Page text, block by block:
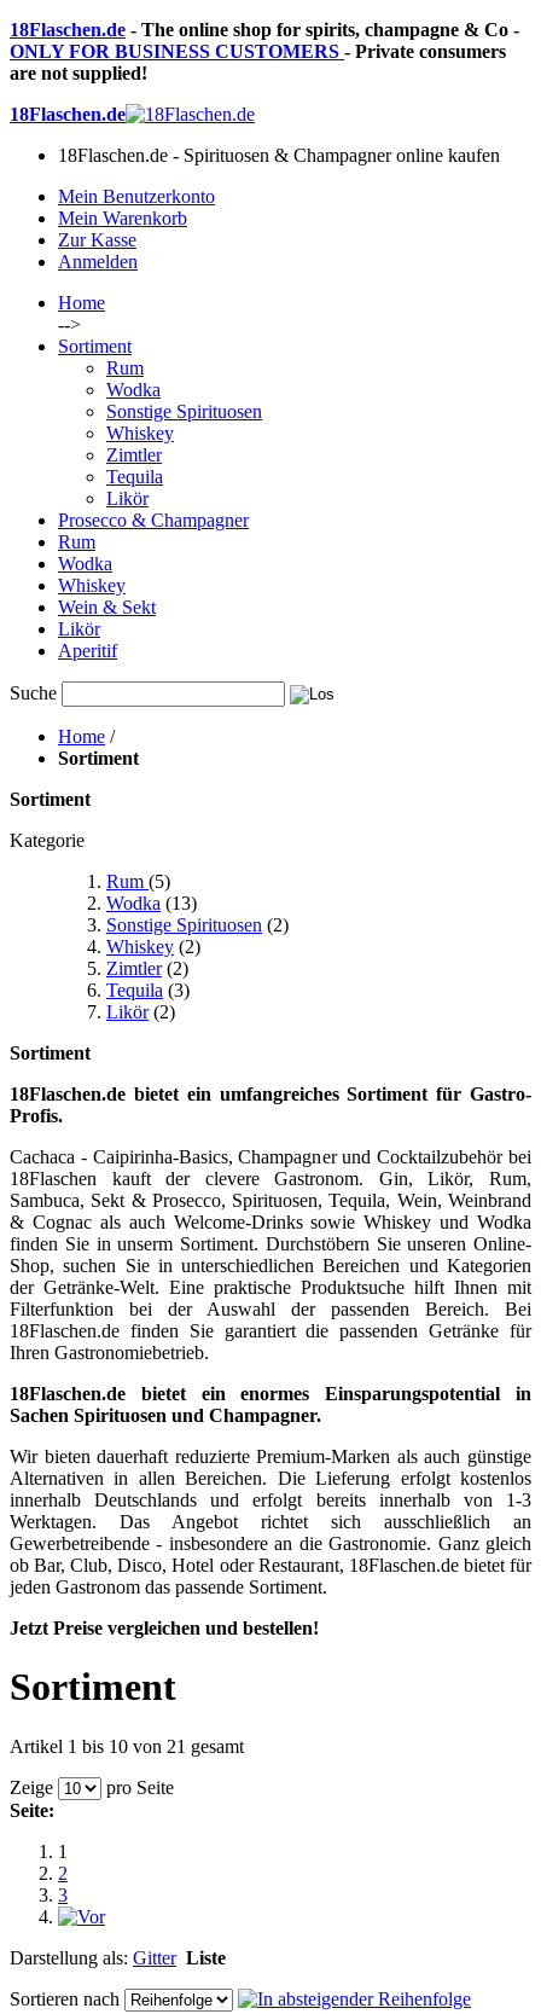
18Flaschen.de - The online shop for spirits, champagne & Co -
ONLY FOR BUSINESS CUSTOMERS - Private consumers
are not supplied!
18Flaschen.de
18Flaschen.de - Spirituosen & Champagner online kaufen
Mein Benutzerkonto
Mein Warenkorb
Zur Kasse
Anmelden
Home
-->
Sortiment
Rum
Wodka
Sonstige Spirituosen
Whiskey
Zimtler
Tequila
Likör
Prosecco & Champagner
Rum
Wodka
Whiskey
Wein & Sekt
Likör
Aperitif
Suche
Home /
Sortiment
Sortiment
Kategorie
Rum (5)
Wodka (13)
Sonstige Spirituosen (2)
Whiskey (2)
Zimtler(2)
Tequila (3)
Likör(2)
Sortiment
18Flaschen.de bietet ein umfangreiches Sortiment für Gastro-
Profis.
Cachaca - Caipirinha-Basics, Champagner und Cocktailzubehör bei
18Flaschen kauft der clevere Gastronom. Gin, Likör, Rum,
Sambuca, Sekt & Prosecco, Spirituosen, Tequila, Wein, Weinbrand
& Cognac als auch Welcome-Drinks sowie Whiskey und Wodka
finden Sie in unserm Sortiment. Durchstöbern Sie unseren Online-
Shop, suchen Sie in unterschiedlichen Bereichen und Kategorien
der Getränke-Welt. Eine praktische Produktsuche hilft Ihnen mit
Filterfunktion bei der Auswahl der passenden Bereich. Bei
18Flaschen.de finden Sie garantiert die passenden Getränke für
Ihren Gastronomiebetrieb.
18Flaschen.de bietet ein enormes Einsparungspotential in
Sachen Spirituosen und Champagner.
Wir bieten dauerhaft reduzierte Premium-Marken als auch günstige
Alternativen in allen Bereichen. Die Lieferung erfolgt kostenlos
innerhalb Deutschlands und erfolgt bereits innerhalb von 1-3
Werktagen. Das Angebot richtet sich ausschließlich an
Gewerbetreibende - insbesondere an die Gastronomie. Ganz gleich
ob Bar, Club, Disco, Hotel oder Restaurant, 18Flaschen.de bietet für
jeden Gastronom das passende Sortiment.
Jetzt Preise vergleichen und bestellen!
Sortiment
Artikel 1 bis 10 von 21 gesamt
Zeige
pro Seite
Seite:
1
2
3
Darstellung als: Gitter Liste
Sortieren nach